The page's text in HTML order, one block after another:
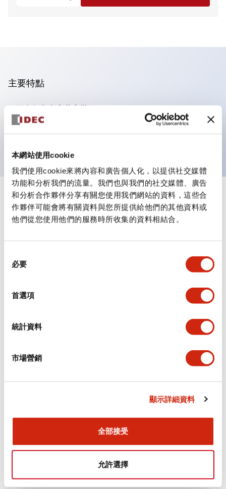
本網站使用cookie
我們使用cookie來將內容和廣告個人化，以提供社交媒體
功能和分析我們的流量。我們也與我們的社交媒體、廣告
和分析合作夥伴分享有關您使用我們網站的資料，這些合
作夥伴可能會將有關資料與您所提供給他們的其他資料或
他們從您使用他們的服務時所收集的資料相結合。
必要
首選項
統計資料
市場營銷
顯示詳細資料
全部接受
允許選擇
主要特點
可進行集合密著安裝
附鎖選擇開關採用高安全性的彈子鎖結構
規格 顯示全部
審美規範
安裝和安裝規範
認證與標準
Flush Silhouette LW系列 控制元件 (英文版)
2025/09/19.PDF1.23MB